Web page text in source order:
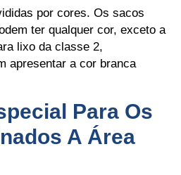
por cores. Os sacos
ter qualquer cor, exceto a
lixo da classe 2,
apresentar a cor branca
Para Os
A Área